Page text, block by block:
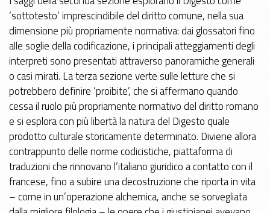
‘sottotesto’ imprescindibile del diritto comune, nella sua
dimensione più propriamente normativa: dai glossatori fino
alle soglie della codificazione, i principali atteggiamenti degli
interpreti sono presentati attraverso panoramiche generali
o casi mirati. La terza sezione verte sulle letture che si
potrebbero definire ‘proibite’, che si affermano quando
cessa il ruolo più propriamente normativo del diritto romano
e si esplora con più libertà la natura del Digesto quale
prodotto culturale storicamente determinato. Diviene allora
contrappunto delle norme codicistiche, piattaforma di
traduzioni che rinnovano l’italiano giuridico a contatto con il
francese, fino a subire una decostruzione che riporta in vita
– come in un’operazione alchemica, anche se sorvegliata